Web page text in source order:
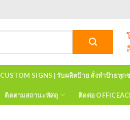
CUSTOM SIGNS | รับผลิตป้าย สั่งทำป้ายทุก
ติดตามสถานะพัสดุ ติดต่อ